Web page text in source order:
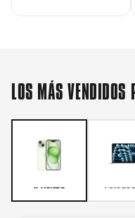
LOS MÁS VENDIDOS
IPHONES